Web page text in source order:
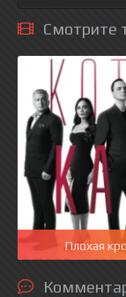
Смотрите
Плохая